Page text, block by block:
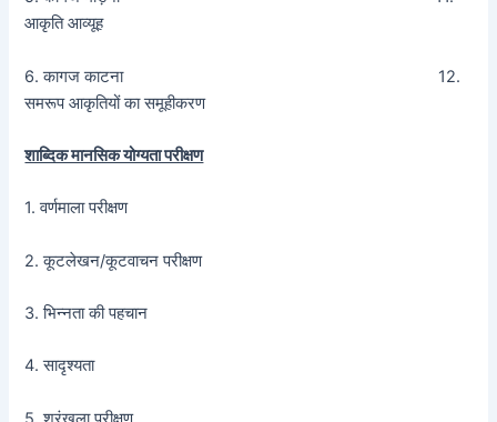
आकृति आव्यूह
6. कागज काटना 12.
समरूप आकृतियों का समूहीकरण
शाब्दिक मानसिक योग्यता परीक्षण
1. वर्णमाला परीक्षण
2. कूटलेखन/कूटवाचन परीक्षण
3. भिन्नता की पहचान
4. सादृश्यता